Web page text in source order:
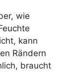
wie
kann
Rändern
braucht